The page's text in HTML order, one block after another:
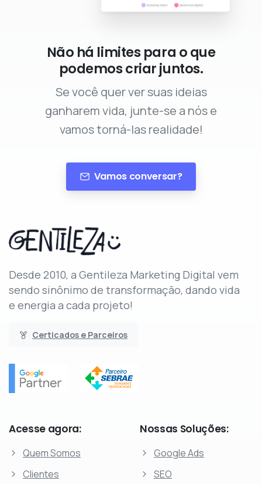
Não há limites para o que
podemos criar juntos.
Se você quer ver suas ideias
ganharem vida, junte-se a nós e
vamos torná-las realidade!
Vamos conversar?
Desde 2010, a Gentileza Marketing Digital vem
sendo sinônimo de transformação, dando vida
e energia a cada projeto!
Certicados e Parceiros
Acesse agora:
Quem Somos
Clientes
Nossas Soluções:
Google Ads
SEO